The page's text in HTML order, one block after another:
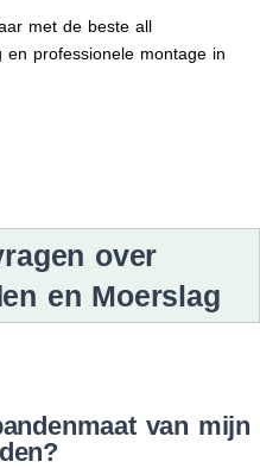
met de beste all
en professionele montage in
over
en Moerslag
van mijn